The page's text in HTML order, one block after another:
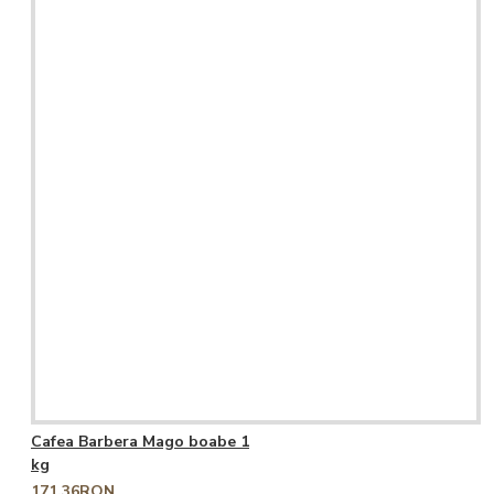
Cafea Barbera Mago boabe 1
kg